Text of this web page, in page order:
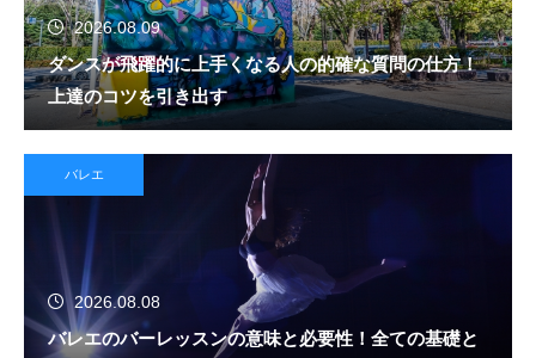
2026.08.09
ダンスが飛躍的に上手くなる人の的確な質問の仕方！
上達のコツを引き出す
バレエ
2026.08.08
バレエのバーレッスンの意味と必要性！全ての基礎と